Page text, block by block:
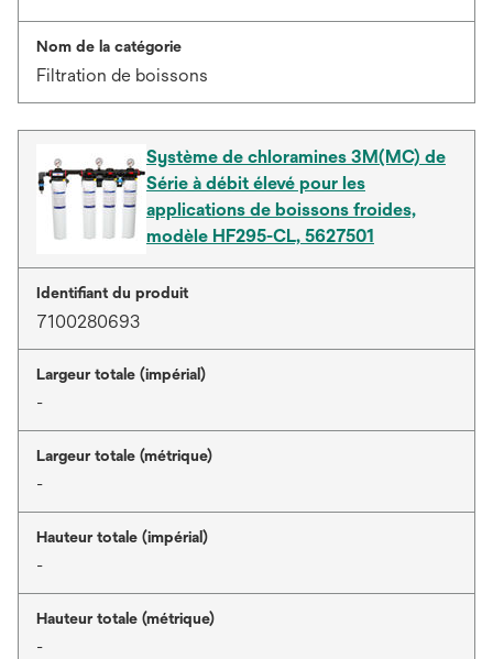
Nom de la catégorie
Filtration de boissons
Système de chloramines 3M(MC) de
Série à débit élevé pour les
applications de boissons froides,
modèle HF295-CL, 5627501
Identifiant du produit
7100280693
Largeur totale (impérial)
-
Largeur totale (métrique)
-
Hauteur totale (impérial)
-
Hauteur totale (métrique)
-